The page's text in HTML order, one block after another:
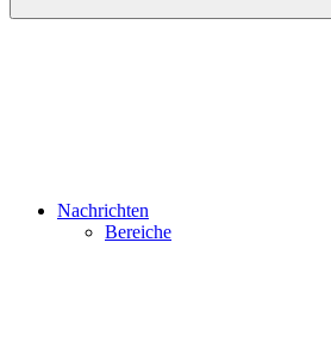
Nachrichten
Bereiche